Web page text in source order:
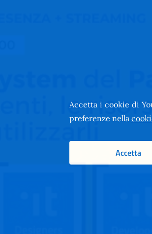
Accetta i cookie di
preferenze nella
Accetta